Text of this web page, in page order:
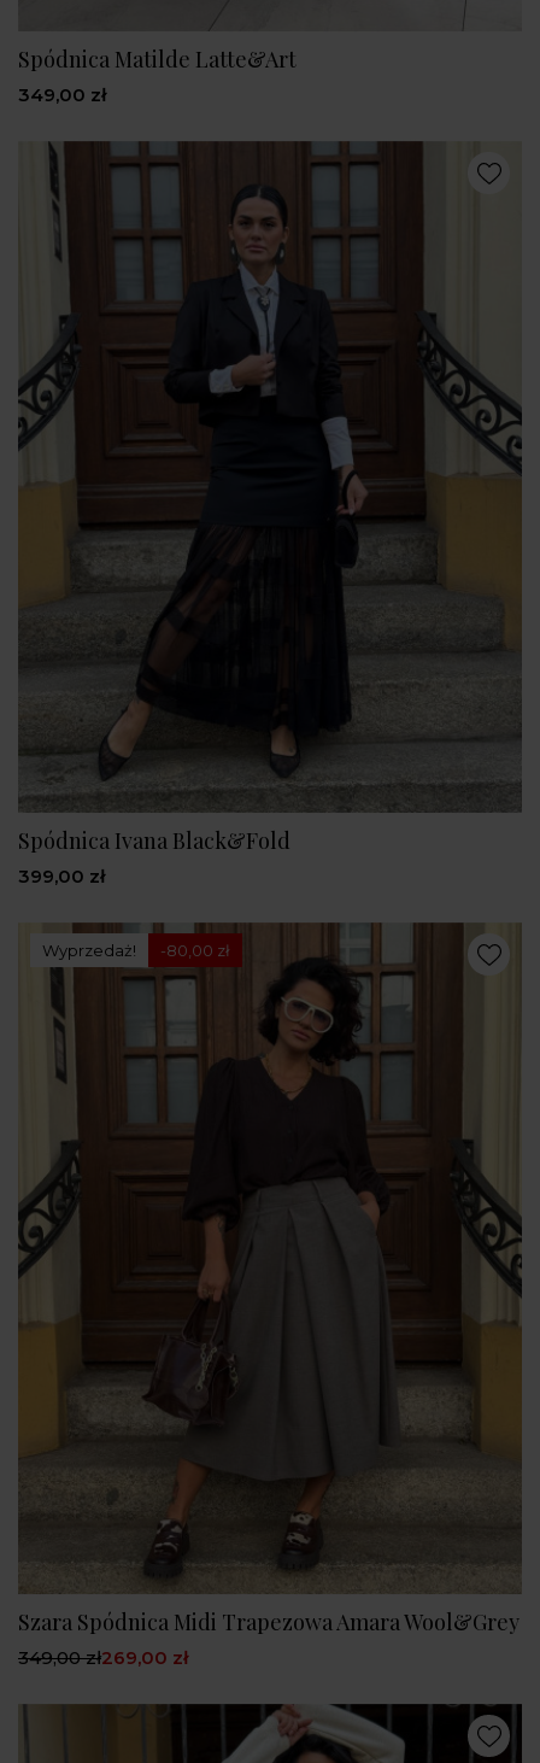
Spódnica Matilde Latte&Art
349,00 zł
Spódnica Ivana Black&Fold
399,00 zł
Wyprzedaż! -80,00 zł
Szara Spódnica Midi Trapezowa Amara Wool&Grey
349,00 zł269,00 zł